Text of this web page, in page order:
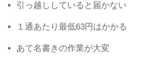
引っ越ししていると届かない
１通あたり最低63円はかかる
あて名書きの作業が大変